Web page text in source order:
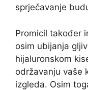
sprječavanje
Promicil također
osim ubijanja
hijaluronskom
održavanju vaše
izgleda. Osim